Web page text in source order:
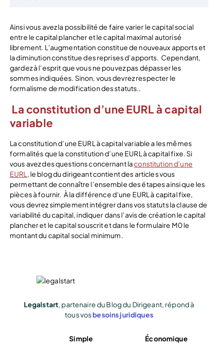
Ainsi vous avez la possibilité de faire varier le capital social
entre le capital plancher et le capital maximal autorisé
librement. L’augmentation constitue de nouveaux apports et
la diminution constitue des reprises d’apports. Cependant,
gardez à l’esprit que vous ne pouvez pas dépasser les
sommes indiquées. Sinon, vous devrez respecter le
formalisme de modification des statuts..
La constitution d’une EURL à capital
variable
La constitution d’une EURL à capital variable a les mêmes
formalités que la constitution d’une EURL à capital fixe. Si
vous avez des questions concernant laconstitution d’une
EURL , le blog du dirigeant contient des articles vous
permettant de connaître l’ensemble des étapes ainsi que les
pièces à fournir. À la différence d’une EURL à capital fixe,
vous devrez simplement intégrer dans vos statuts la clause de
variabilité du capital, indiquer dans l’avis de création le capital
plancher et le capital souscrit et dans le formulaire M0 le
montant du capital social minimum.
Legalstart, partenaire du Blog du Dirigeant, répond à
tous vosbesoins juridiques
Simple Économique